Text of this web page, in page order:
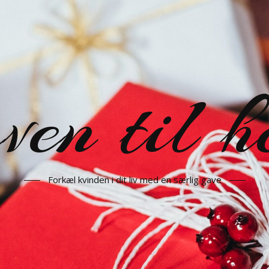
til
Forkæl kvinden i dit liv med en særlig gave